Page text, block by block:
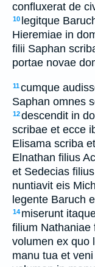
confluxerat de
10 legitque
Hieremiae in
filii Saphan
portae novae
11cumque
Saphan omnes
12descendit in
scribae et ecce
Elisama scriba
Elnathan filius
et Sedecias
nuntiavit eis
legente Baruch
14 miserunt
filium Nathaniae
volumen ex quo
manu tua et